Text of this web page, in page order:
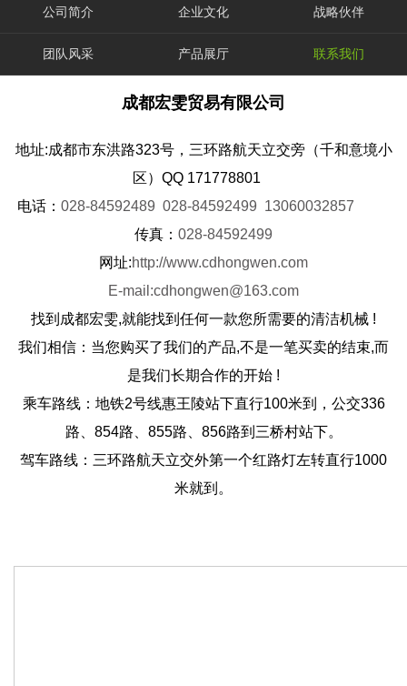
公司简介 企业文化 战略伙伴
团队风采 产品展厅 联系我们
成都宏雯贸易有限公司
地址:成都市东洪路323号，三环路航天立交旁（千和意境小
区）QQ 171778801
电话： 028-84592489 028-84592499 13060032857
传真： 028-84592499
网址:http://www.cdhongwen.com
E-mail:cdhongwen@163.com
找到成都宏雯,就能找到任何一款您所需要的清洁机械 !
我们相信：当您购买了我们的产品,不是一笔买卖的结束,而
是我们长期合作的开始 !
乘车路线：地铁2号线惠王陵站下直行100米到，公交336
路、854路、855路、856路到三桥村站下。
驾车路线：三环路航天立交外第一个红路灯左转直行1000
米就到。